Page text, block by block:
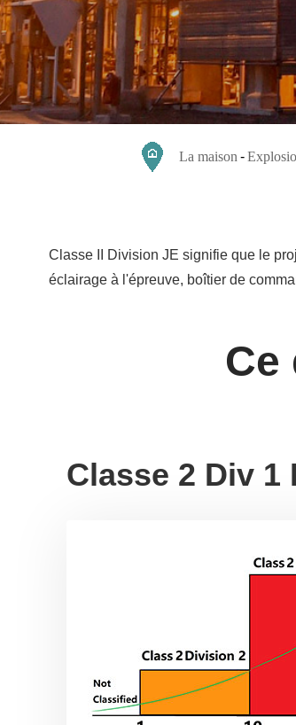
La maison
Classe II Division JE signifie que le
éclairage à l'épreuve, boîtier de
Ce
Classe 2 Div 1